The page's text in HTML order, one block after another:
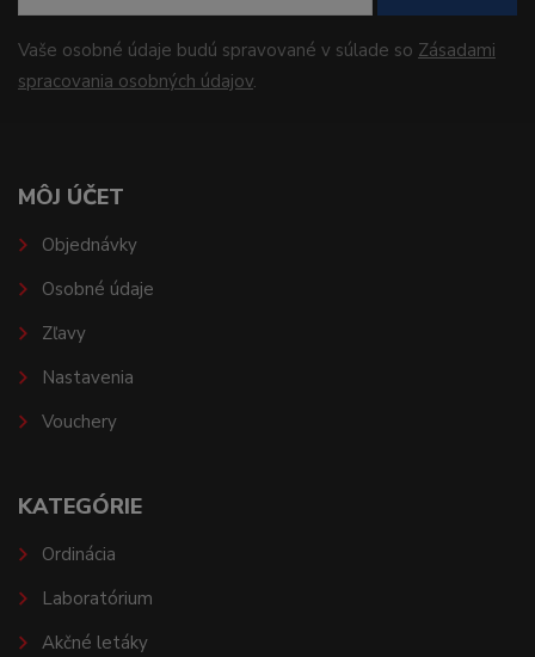
Vaše osobné údaje budú spravované v súlade so Zásadami
spracovania osobných údajov.
MÔJ ÚČET
Objednávky
Osobné údaje
Zľavy
Nastavenia
Vouchery
KATEGÓRIE
Ordinácia
Laboratórium
Akčné letáky